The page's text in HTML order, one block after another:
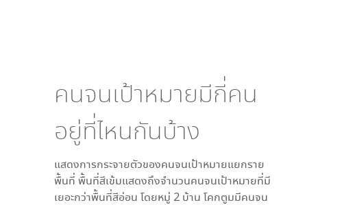
คนจนเป้าหมายมีกี่คน
อยู่ที่ไหนกันบ้าง
แสดงการกระจายตัวของคนจนเป้าหมายแยกราย
พื้นที่ พื้นที่สีเข้มแสดงถึงจำนวนคนจนเป้าหมายที่มี
เยอะกว่าพื้นที่สีอ่อน โดยหมู่ 2 บ้าน โคกตูมมีคนจน